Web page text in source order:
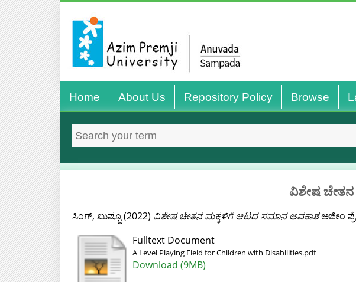
Home About Us Repository Policy Browse
ವಿಶೇಷ
ಸಿಂಗ್‌, ಖುಷ್ಬೂ(2022) ವಿಶೇಷ ಚೇತನ ಮಕ್ಕಳಿಗೆ ಆಟದ ಸಮಾನ ಅವಕಾಶಅಜೀಂ
Fulltext Document
A Level Playing Field for Children with Disabilities.pdf
Download (9MB)